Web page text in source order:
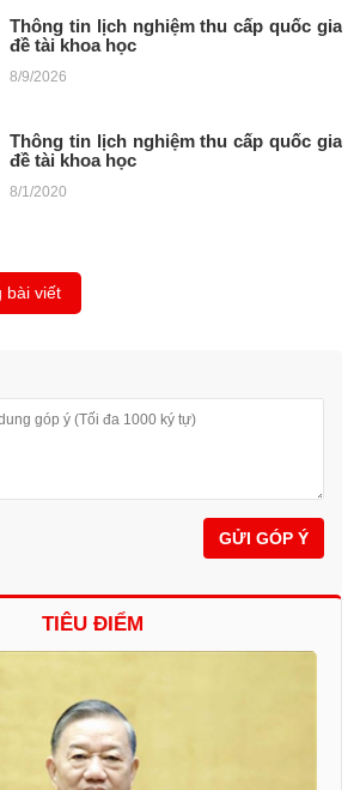
Thông tin lịch nghiệm thu cấp quốc gia
đề tài khoa học
8/9/2026
Thông tin lịch nghiệm thu cấp quốc gia
đề tài khoa học
8/1/2020
bài viết
GỬI GÓP Ý
TIÊU ĐIỂM